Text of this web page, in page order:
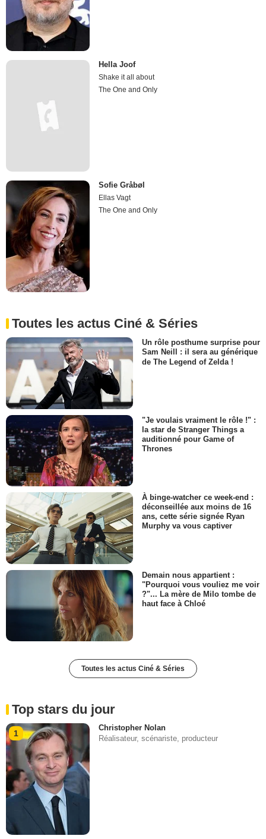
Hella Joof
Shake it all about
The One and Only
Sofie Gråbøl
Ellas Vagt
The One and Only
Toutes les actus Ciné & Séries
Un rôle posthume surprise pour
Sam Neill : il sera au générique
de The Legend of Zelda !
"Je voulais vraiment le rôle !" :
la star de Stranger Things a
auditionné pour Game of
Thrones
À binge-watcher ce week-end :
déconseillée aux moins de 16
ans, cette série signée Ryan
Murphy va vous captiver
Demain nous appartient :
"Pourquoi vous vouliez me voir
?"... La mère de Milo tombe de
haut face à Chloé
Toutes les actus Ciné & Séries
Top stars du jour
1
Christopher Nolan
Réalisateur, scénariste, producteur